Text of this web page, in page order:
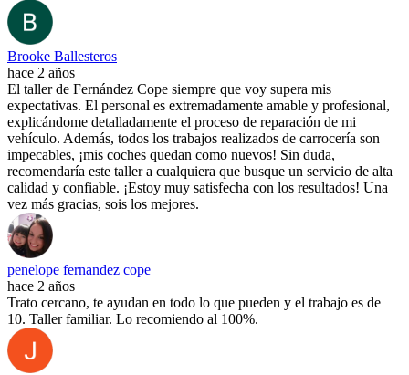
Brooke Ballesteros
hace 2 años
El taller de Fernández Cope siempre que voy supera mis
expectativas. El personal es extremadamente amable y profesional,
explicándome detalladamente el proceso de reparación de mi
vehículo. Además, todos los trabajos realizados de carrocería son
impecables, ¡mis coches quedan como nuevos! Sin duda,
recomendaría este taller a cualquiera que busque un servicio de alta
calidad y confiable. ¡Estoy muy satisfecha con los resultados! Una
vez más gracias, sois los mejores.
penelope fernandez cope
hace 2 años
Trato cercano, te ayudan en todo lo que pueden y el trabajo es de
10. Taller familiar. Lo recomiendo al 100%.